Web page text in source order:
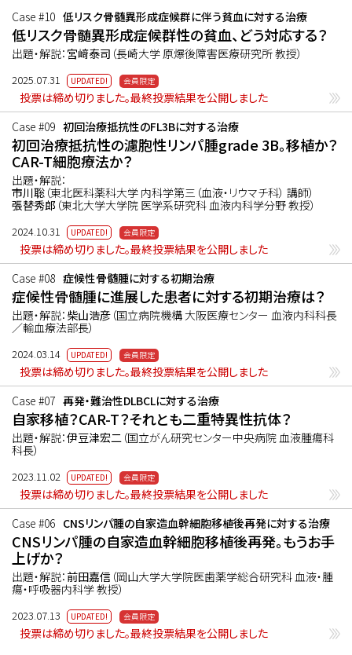
Case #10 低リスク骨髄異形成症候群に伴う貧血に対する治療
低リスク骨髄異形成症候群性の貧血、どう対応する？
出題・解説： 宮﨑泰司 （長崎大学 原爆後障害医療研究所 教授）
2025.07.31
投票は締め切りました。最終投票結果を公開しました
Case #09 初回治療抵抗性のFL3Bに対する治療
初回治療抵抗性の濾胞性リンパ腫grade 3B。移植か？
CAR-T細胞療法か？
出題・解説：
市川聡 （東北医科薬科大学 内科学第三（血液・リウマチ科） 講師）
張替秀郎 （東北大学大学院 医学系研究科 血液内科学分野 教授）
2024.10.31
投票は締め切りました。最終投票結果を公開しました
Case #08 症候性骨髄腫に対する初期治療
症候性骨髄腫に進展した患者に対する初期治療は？
出題・解説： 柴山浩彦 （国立病院機構 大阪医療センター 血液内科科長
／輸血療法部長）
2024.03.14
投票は締め切りました。最終投票結果を公開しました
Case #07 再発・難治性DLBCLに対する治療
自家移植？CAR-T？それとも二重特異性抗体？
出題・解説：伊豆津宏二 （国立がん研究センター中央病院 血液腫瘍科
科長）
2023.11.02
投票は締め切りました。最終投票結果を公開しました
Case #06 CNSリンパ腫の自家造血幹細胞移植後再発に対する治療
CNSリンパ腫の自家造血幹細胞移植後再発。もうお手
上げか？
出題・解説： 前田嘉信 （岡山大学大学院医歯薬学総合研究科 血液・腫
瘍・呼吸器内科学 教授）
2023.07.13
投票は締め切りました。最終投票結果を公開しました